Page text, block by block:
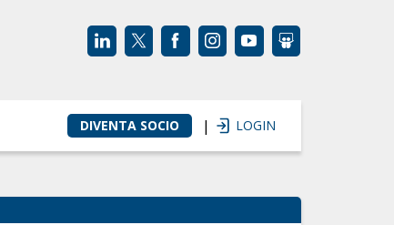
DIVENTA SOCIO | LOGIN